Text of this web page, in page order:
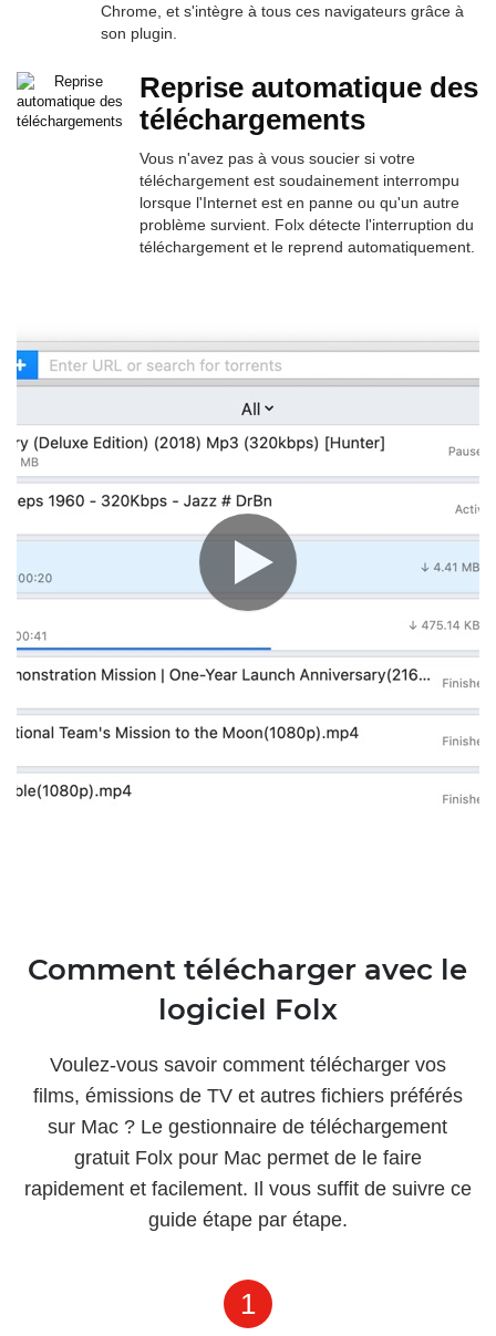
Chrome, et s'intègre à tous ces navigateurs grâce à
son plugin.
Reprise automatique des
téléchargements
Vous n'avez pas à vous soucier si votre
téléchargement est soudainement interrompu
lorsque l'Internet est en panne ou qu'un autre
problème survient. Folx détecte l'interruption du
téléchargement et le reprend automatiquement.
Comment télécharger avec le
logiciel Folx
Voulez-vous savoir comment télécharger vos
films, émissions de TV et autres fichiers préférés
sur Mac ? Le gestionnaire de téléchargement
gratuit Folx pour Mac permet de le faire
rapidement et facilement. Il vous suffit de suivre ce
guide étape par étape.
1